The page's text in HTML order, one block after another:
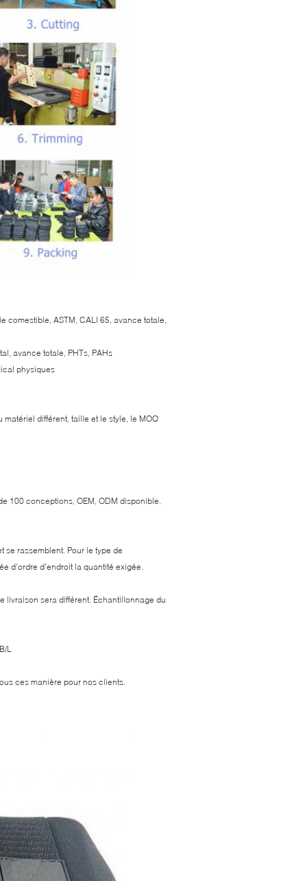
comestible, ASTM, CALI 65, avance totale,
avance totale, PHTs, PAHs
physiques
différent, taille et le style, le MOQ
100 conceptions, OEM, ODM disponible.
se rassemblent. Pour le type de
d'ordre d'endroit la quantité exigée.
livraison sera différent. Échantillonnage du
L
ces manière pour nos clients.